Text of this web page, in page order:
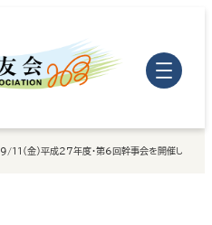
9/11（金）平成27年度・第6回幹事会を開催しました